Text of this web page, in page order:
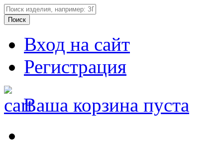
Вход на сайт
Регистрация
Ваша корзина пуста